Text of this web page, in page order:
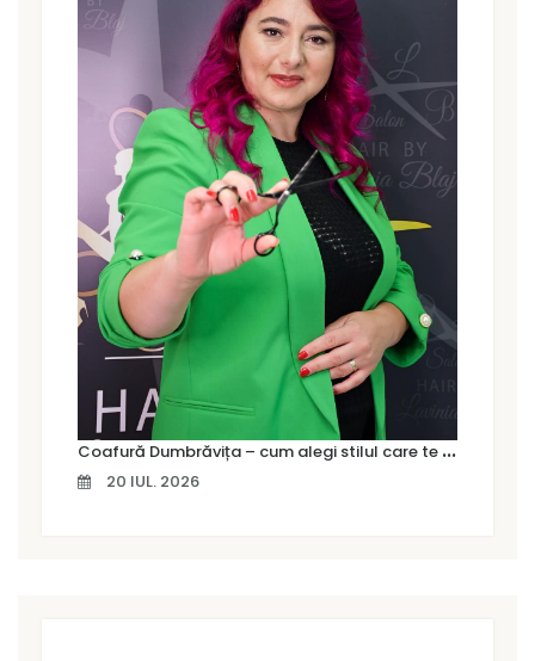
C
oafură Dumbrăvița – cum alegi stilul care te pune cu adevărat în valoare
20 IUL. 2026